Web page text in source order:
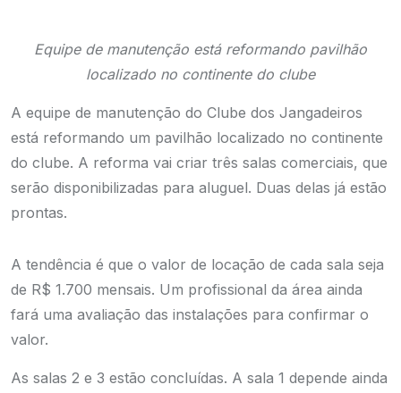
Equipe de manutenção está reformando pavilhão
localizado no continente do clube
A equipe de manutenção do Clube dos Jangadeiros
está reformando um pavilhão localizado no continente
do clube. A reforma vai criar três salas comerciais, que
serão disponibilizadas para aluguel. Duas delas já estão
prontas.
A tendência é que o valor de locação de cada sala seja
de R$ 1.700 mensais. Um profissional da área ainda
fará uma avaliação das instalações para confirmar o
valor.
As salas 2 e 3 estão concluídas. A sala 1 depende ainda